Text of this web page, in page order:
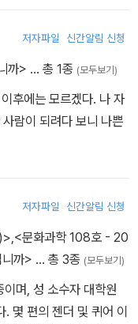
사랑과 야망: 한국 동시
미술관, 미디어버스, 20
저자파일 신간알림 신청
까> … 총 1종 (모두보기)
후에는 모르겠다. 나 자
람이 되려다 보니 나쁜
저자파일 신간알림 신청
<문화과학 108호 - 20
까> … 총 3종 (모두보기)
며, 성 소수자 대학원
. 몇 편의 젠더 및 퀴어 이